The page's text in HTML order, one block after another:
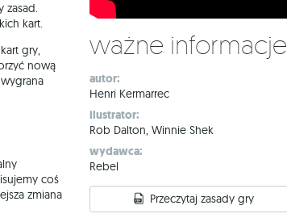
zasad.
kart.
gry,
nową
coś
zmiana
Ważne informacje
autor:
Henri Kermarrec
ilustrator:
Rob Dalton, Winnie Shek
wydawca:
Rebel
Przeczytaj zasady gry